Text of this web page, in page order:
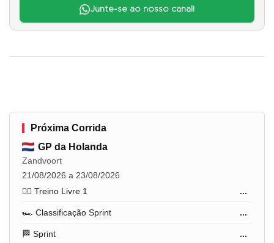
Junte-se ao nosso canal!
Próxima Corrida
GP da Holanda
Zandvoort
21/08/2026 a 23/08/2026
🏋️‍♂️ Treino Livre 1
...
🏎️ Classificação Sprint ...
🏁 Sprint ...